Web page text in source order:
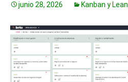
junio 28, 2026 Kanban y Lean